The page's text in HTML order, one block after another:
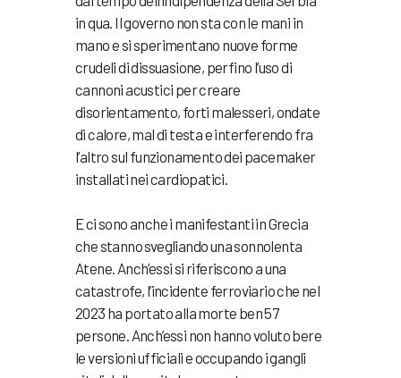
in qua. Il governo non sta con le mani in
mano e si sperimentano nuove forme
crudeli di dissuasione, perfino l’uso di
cannoni acustici per creare
disorientamento, forti malesseri, ondate
di calore, mal di testa e interferendo fra
l’altro sul funzionamento dei pacemaker
installati nei cardiopatici.
E ci sono anche i manifestanti in Grecia
che stanno svegliando una sonnolenta
Atene. Anch’essi si riferiscono a una
catastrofe, l’incidente ferroviario che nel
2023 ha portato alla morte ben 57
persone. Anch’essi non hanno voluto bere
le versioni ufficiali e occupando i gangli